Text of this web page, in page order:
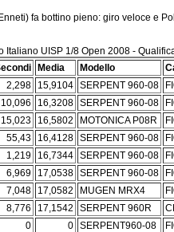
fa bottino pieno: giro veloce e
Italiano UISP 1/8 Open 2008 -
Media Modello
2,298 15,9104 SERPENT 960-08
10,096 16,3208 SERPENT 960-08
15,023 16,5802 MOTONICA P08R
55,43 16,4128 SERPENT 960-08
1,219 16,7344 SERPENT 960-08
6,969 17,0538 SERPENT 960-08
7,048 17,0582 MUGEN MRX4
8,776 17,1542 SERPENT 960R
0 0 SERPENT960-08